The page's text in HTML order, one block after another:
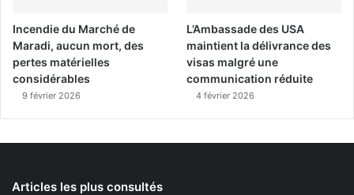
Incendie du Marché de
Maradi, aucun mort, des
pertes matérielles
considérables
9 février 2026
L’Ambassade des USA
maintient la délivrance des
visas malgré une
communication réduite
4 février 2026
Articles les plus consultés